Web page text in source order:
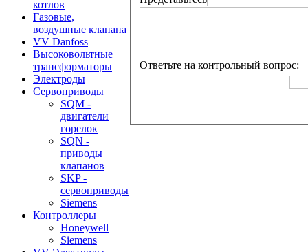
котлов
Газовые,
воздушные клапана
VV Danfoss
Высоковольтные
трансформаторы
Электроды
Сервоприводы
SQM -
двигатели
горелок
SQN -
приводы
клапанов
SKP -
сервоприводы
Siemens
Контроллеры
Honeywell
Siemens
Ответьте на контрольный вопрос: